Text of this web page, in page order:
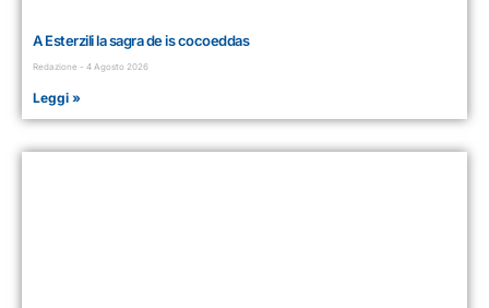
A Esterzili la sagra de is cocoeddas
Redazione 4 Agosto 2026
Leggi »